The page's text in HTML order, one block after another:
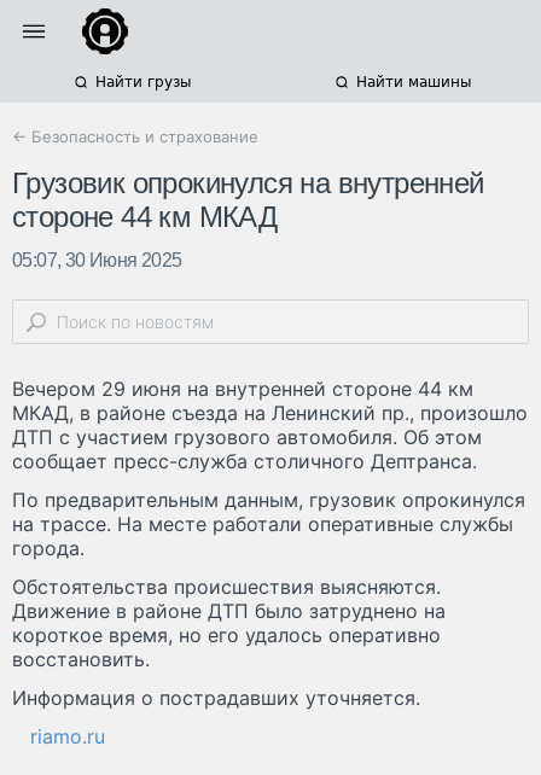
Найти грузы Найти машины
← Безопасность и страхование
Грузовик опрокинулся на внутренней
стороне 44 км МКАД
05:07, 30 Июня 2025
Вечером 29 июня на внутренней стороне 44 км
МКАД, в районе съезда на Ленинский пр., произошло
ДТП с участием грузового автомобиля. Об этом
сообщает пресс-служба столичного Дептранса.
По предварительным данным, грузовик опрокинулся
на трассе. На месте работали оперативные службы
города.
Обстоятельства происшествия выясняются.
Движение в районе ДТП было затруднено на
короткое время, но его удалось оперативно
восстановить.
Информация о пострадавших уточняется.
riamo.ru